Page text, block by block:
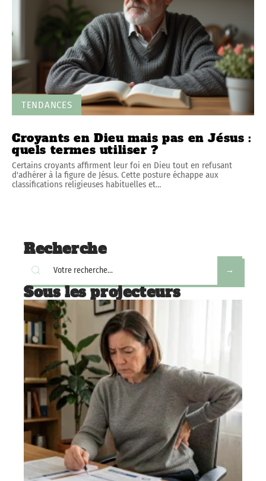
TENDANCES
Croyants en Dieu mais pas en Jésus :
quels termes utiliser ?
Certains croyants affirment leur foi en Dieu tout en refusant
d'adhérer à la figure de Jésus. Cette posture échappe aux
classifications religieuses habituelles et…
Recherche
Sous les projecteurs